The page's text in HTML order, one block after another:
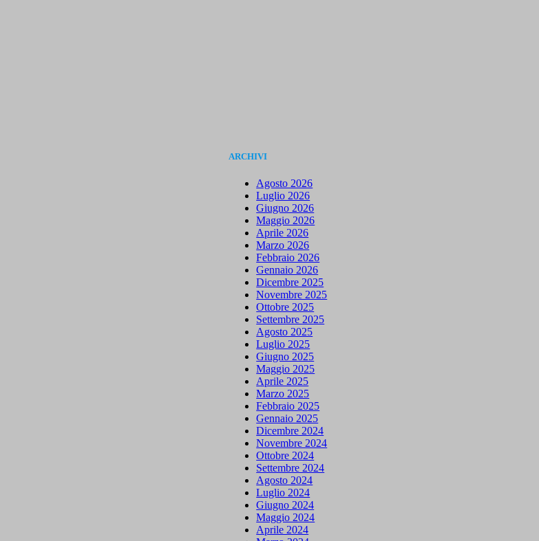
ARCHIVI
Agosto 2026
Luglio 2026
Giugno 2026
Maggio 2026
Aprile 2026
Marzo 2026
Febbraio 2026
Gennaio 2026
Dicembre 2025
Novembre 2025
Ottobre 2025
Settembre 2025
Agosto 2025
Luglio 2025
Giugno 2025
Maggio 2025
Aprile 2025
Marzo 2025
Febbraio 2025
Gennaio 2025
Dicembre 2024
Novembre 2024
Ottobre 2024
Settembre 2024
Agosto 2024
Luglio 2024
Giugno 2024
Maggio 2024
Aprile 2024